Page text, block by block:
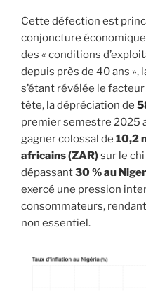
Cette défection est
conjoncture
des « conditions
depuis près de 40 ans »,
s’étant révélée le
tête, la dépréciation de
premier semestre 2025
gagner colossal de 10,2
africains (ZAR)sur le
dépassant30 % au
exercé une pression
consommateurs,
non essentiel.